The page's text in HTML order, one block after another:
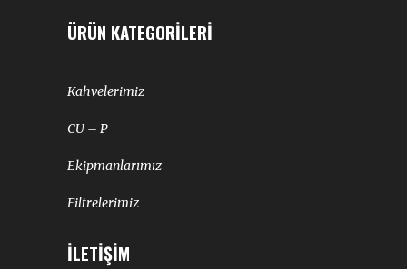
ÜRÜN KATEGORILERI
Kahvelerimiz
CU – P
Ekipmanlarımız
Filtrelerimiz
İLETIŞIM